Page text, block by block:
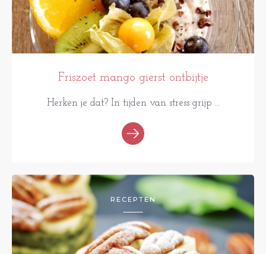
Friszoet mango gierst ontbijtje
Herken je dat? In tijden van stress grijp ...
RECEPTEN